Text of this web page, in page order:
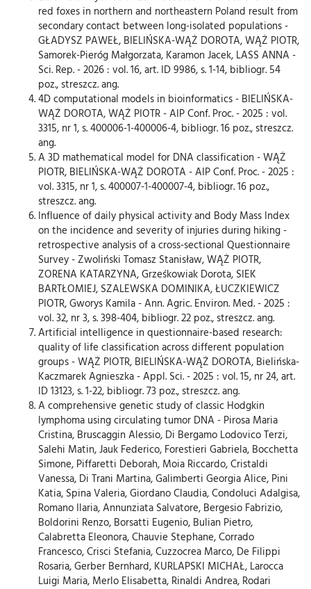
red foxes in northern and northeastern Poland result from
secondary contact between long-isolated populations -
GŁADYSZ PAWEŁ, BIELIŃSKA-WĄŻ DOROTA, WĄŻ PIOTR,
Samorek-Pieróg Małgorzata, Karamon Jacek, LASS ANNA -
Sci. Rep. - 2026 : vol. 16, art. ID 9986, s. 1-14, bibliogr. 54
poz., streszcz. ang.
4D computational models in bioinformatics - BIELIŃSKA-
WĄŻ DOROTA, WĄŻ PIOTR - AIP Conf. Proc. - 2025 : vol.
3315, nr 1, s. 400006-1-400006-4, bibliogr. 16 poz., streszcz.
ang.
A 3D mathematical model for DNA classification - WĄŻ
PIOTR, BIELIŃSKA-WĄŻ DOROTA - AIP Conf. Proc. - 2025 :
vol. 3315, nr 1, s. 400007-1-400007-4, bibliogr. 16 poz.,
streszcz. ang.
Influence of daily physical activity and Body Mass Index
on the incidence and severity of injuries during hiking -
retrospective analysis of a cross-sectional Questionnaire
Survey - Zwoliński Tomasz Stanisław, WĄŻ PIOTR,
ZORENA KATARZYNA, Grześkowiak Dorota, SIEK
BARTŁOMIEJ, SZALEWSKA DOMINIKA, ŁUCZKIEWICZ
PIOTR, Gworys Kamila - Ann. Agric. Environ. Med. - 2025 :
vol. 32, nr 3, s. 398-404, bibliogr. 22 poz., streszcz. ang.
Artificial intelligence in questionnaire-based research:
quality of life classification across different population
groups - WĄŻ PIOTR, BIELIŃSKA-WĄŻ DOROTA, Bielińska-
Kaczmarek Agnieszka - Appl. Sci. - 2025 : vol. 15, nr 24, art.
ID 13123, s. 1-22, bibliogr. 73 poz., streszcz. ang.
A comprehensive genetic study of classic Hodgkin
lymphoma using circulating tumor DNA - Pirosa Maria
Cristina, Bruscaggin Alessio, Di Bergamo Lodovico Terzi,
Salehi Matin, Jauk Federico, Forestieri Gabriela, Bocchetta
Simone, Piffaretti Deborah, Moia Riccardo, Cristaldi
Vanessa, Di Trani Martina, Galimberti Georgia Alice, Pini
Katia, Spina Valeria, Giordano Claudia, Condoluci Adalgisa,
Romano Ilaria, Annunziata Salvatore, Bergesio Fabrizio,
Boldorini Renzo, Borsatti Eugenio, Bulian Pietro,
Calabretta Eleonora, Chauvie Stephane, Corrado
Francesco, Crisci Stefania, Cuzzocrea Marco, De Filippi
Rosaria, Gerber Bernhard, KURLAPSKI MICHAŁ, Larocca
Luigi Maria, Merlo Elisabetta, Rinaldi Andrea, Rodari